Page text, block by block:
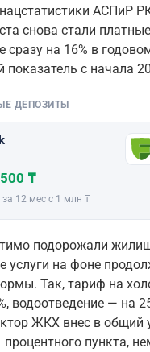
АСПиР
снова стали
сразу на 16% в
показатель с начала
ДЕПОЗИТЫ
₸
за 12 мес с 1 млн ₸
подорожали
услуги на фоне
Так, тариф на
водоотведение — на
ЖКХ внес в общий
пункта,